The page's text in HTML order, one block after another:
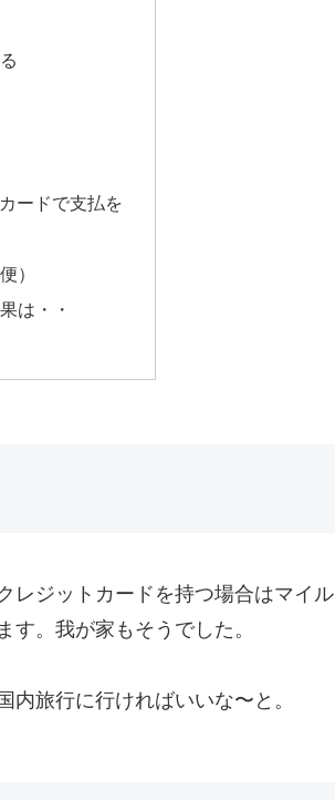
ードで支払を
）
は・・
レジットカードを持つ場合はマイル
。我が家もそうでした。
旅行に行ければいいな〜と。